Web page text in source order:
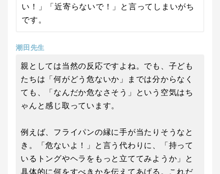
い！」「近寄らないで！」と言ってしまいがち
です。
潮田先生
親としては当然の反応ですよね。でも、子ども
たちは「何がどう危ないか」までは分からなく
ても、「なんだか危なさそう」という空気はち
ゃんと感じ取っています。
例えば、フライパンの縁に手が当たりそうなと
き。「危ないよ！」と言う代わりに、「持って
いるトングやヘラをもっと立ててみようか」と
具体的に何をすべきかを伝えてあげる。これだ